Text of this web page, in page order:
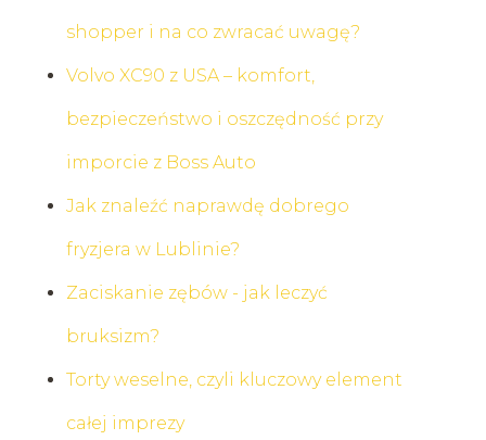
shopper i na co zwracać uwagę?
Volvo XC90 z USA – komfort,
bezpieczeństwo i oszczędność przy
imporcie z Boss Auto
Jak znaleźć naprawdę dobrego
fryzjera w Lublinie?
Zaciskanie zębów - jak leczyć
bruksizm?
Torty weselne, czyli kluczowy element
całej imprezy